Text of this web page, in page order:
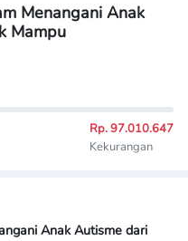
Menangani Anak
Mampu
Rp. 97.010.647
Kekurangan
Anak Autisme dari